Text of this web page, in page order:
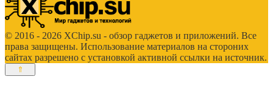
© 2016 - 2026 XChip.su - обзор гаджетов и приложений. Все
права защищены. Использование материалов на стороних
сайтах разрешено с установкой активной ссылки на источник.